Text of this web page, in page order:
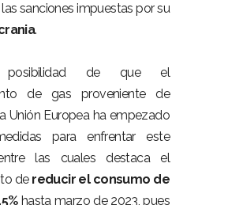
sanciones impuestas por su
.
de que el
de gas proveniente de
Unión Europea ha empezado
para enfrentar este
las cuales destaca el
de reducir el consumo de
hasta marzo de 2023, pues